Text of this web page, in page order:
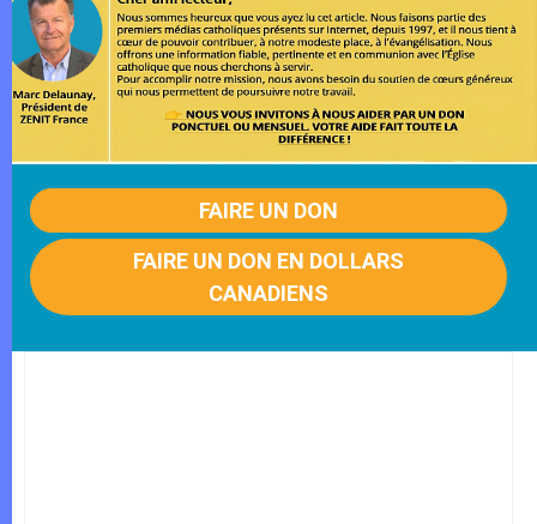
FAIRE UN DON
FAIRE UN DON EN DOLLARS
CANADIENS